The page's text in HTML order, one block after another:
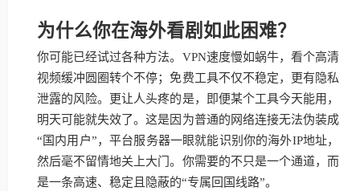
为什么你在海外看剧如此困难？
你可能已经试过各种方法。VPN速度慢如蜗牛，看个高清
视频缓冲圆圈转个不停；免费工具不仅不稳定，更有隐私
泄露的风险。更让人头疼的是，即便某个工具今天能用，
明天可能就失效了。这是因为普通的网络连接无法伪装成
“国内用户”，平台服务器一眼就能识别你的海外IP地址，
然后毫不留情地关上大门。你需要的不只是一个通道，而
是一条高速、稳定且隐蔽的“专属回国线路”。